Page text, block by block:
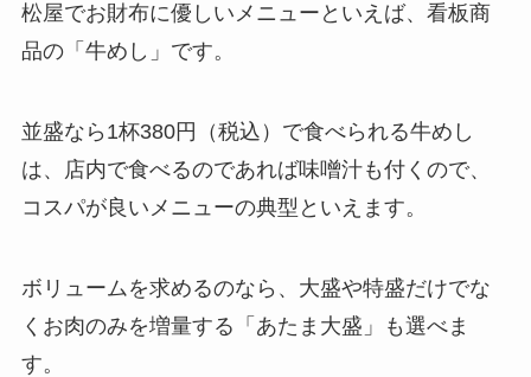
松屋でお財布に優しいメニューといえば、看板商
品の「牛めし」です。
並盛なら1杯380円（税込）で食べられる牛めし
は、店内で食べるのであれば味噌汁も付くので、
コスパが良いメニューの典型といえます。
ボリュームを求めるのなら、大盛や特盛だけでな
くお肉のみを増量する「あたま大盛」も選べま
す。